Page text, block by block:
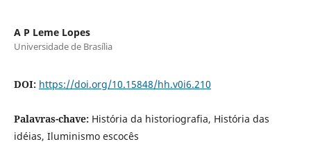
A P Leme Lopes
Universidade de Brasília
DOI: https://doi.org/10.15848/hh.v0i6.210
Palavras-chave: História da historiografia, História das
idéias, Iluminismo escocês